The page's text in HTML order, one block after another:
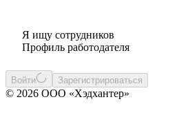
Я ищу сотрудников
Профиль работодателя
Войти Зарегистрироваться
© 2026 ООО «Хэдхантер»